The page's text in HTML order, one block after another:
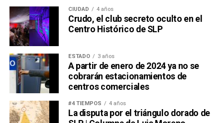
CIUDAD 4 años
Crudo, el club secreto oculto en el
Centro Histórico de SLP
ESTADO 3 años
A partir de enero de 2024 ya no se
cobrarán estacionamientos de
centros comerciales
#4 TIEMPOS 4 años
La disputa por el triángulo dorado de